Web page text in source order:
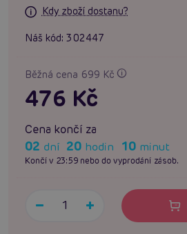
Kdy zboží dostanu?
Náš kód: 302447
Běžná cena 699 Kč
476 Kč
Cena končí za
02 dní 20 hodin 10 minut
Končí v 23:59 nebo do vyprodání zásob.